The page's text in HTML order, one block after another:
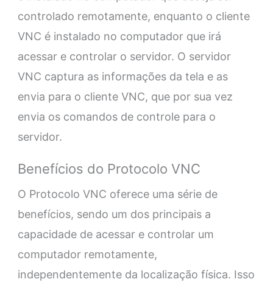
controlado remotamente, enquanto o cliente
VNC é instalado no computador que irá
acessar e controlar o servidor. O servidor
VNC captura as informações da tela e as
envia para o cliente VNC, que por sua vez
envia os comandos de controle para o
servidor.
Benefícios do Protocolo VNC
O Protocolo VNC oferece uma série de
benefícios, sendo um dos principais a
capacidade de acessar e controlar um
computador remotamente,
independentemente da localização física. Isso